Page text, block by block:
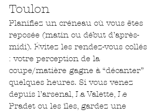
Toulon
Planifiez un créneau où vous êtes
reposée (matin ou début d’après-
midi). Évitez les rendez-vous collés
: votre perception de la
coupe/matière gagne à “décanter”
quelques heures. Si vous venez
depuis l’arsenal, La Valette, Le
Pradet ou les îles, gardez une